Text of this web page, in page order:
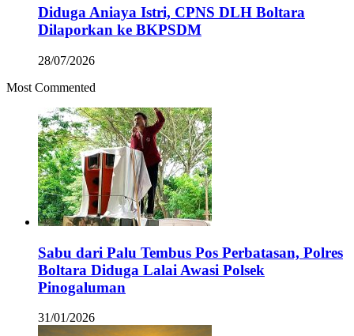
Diduga Aniaya Istri, CPNS DLH Boltara
Dilaporkan ke BKPSDM
28/07/2026
Most Commented
Sabu dari Palu Tembus Pos Perbatasan, Polres
Boltara Diduga Lalai Awasi Polsek
Pinogaluman
31/01/2026